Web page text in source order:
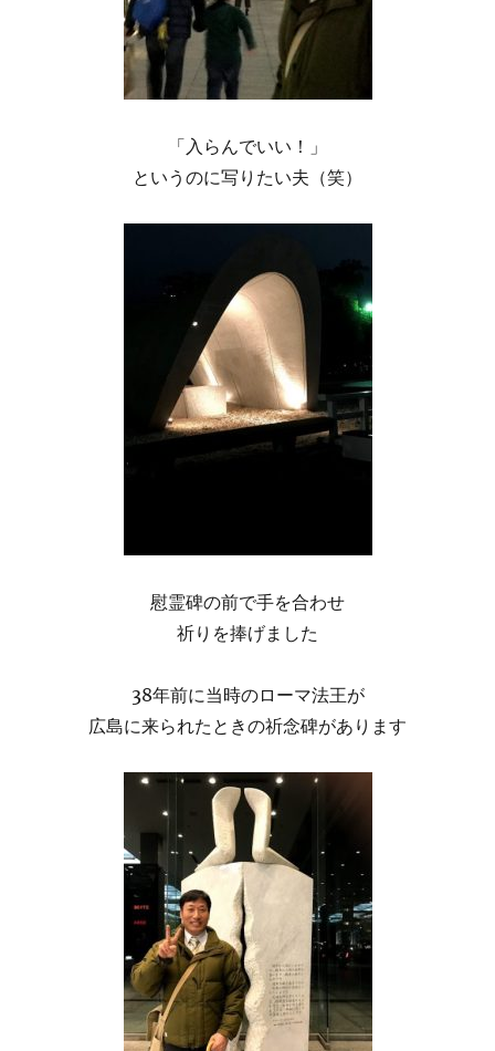
「入らんでいい！」
というのに写りたい夫（笑）
慰霊碑の前で手を合わせ
祈りを捧げました
38年前に当時のローマ法王が
広島に来られたときの祈念碑があります